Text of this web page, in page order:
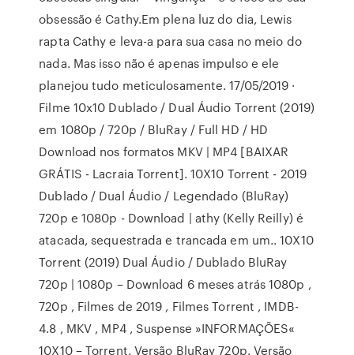
obsessão é Cathy.Em plena luz do dia, Lewis
rapta Cathy e leva-a para sua casa no meio do
nada. Mas isso não é apenas impulso e ele
planejou tudo meticulosamente. 17/05/2019 ·
Filme 10x10 Dublado / Dual Áudio Torrent (2019)
em 1080p / 720p / BluRay / Full HD / HD
Download nos formatos MKV | MP4 [BAIXAR
GRÁTIS - Lacraia Torrent]. 10X10 Torrent - 2019
Dublado / Dual Áudio / Legendado (BluRay)
720p e 1080p - Download | athy (Kelly Reilly) é
atacada, sequestrada e trancada em um.. 10X10
Torrent (2019) Dual Áudio / Dublado BluRay
720p | 1080p – Download 6 meses atrás 1080p ,
720p , Filmes de 2019 , Filmes Torrent , IMDB-
4.8 , MKV , MP4 , Suspense »INFORMAÇÕES«
10X10 – Torrent. Versão BluRay 720p. Versão